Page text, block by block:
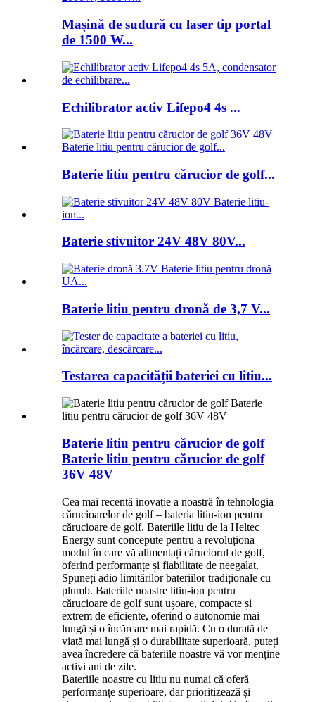
Mașină de sudură cu laser tip portal
de 1500 W...
Echilibrator activ Lifepo4 4s ...
Baterie litiu pentru cărucior de golf...
Baterie stivuitor 24V 48V 80V...
Baterie litiu pentru dronă de 3,7 V...
Testarea capacității bateriei cu litiu...
Baterie litiu pentru cărucior de golf
Baterie litiu pentru cărucior de golf
36V 48V
Cea mai recentă inovație a noastră în tehnologia
cărucioarelor de golf – bateria litiu-ion pentru
cărucioare de golf. Bateriile litiu de la Heltec
Energy sunt concepute pentru a revoluționa
modul în care vă alimentați căruciorul de golf,
oferind performanțe și fiabilitate de neegalat.
Spuneți adio limitărilor bateriilor tradiționale cu
plumb. Bateriile noastre litiu-ion pentru
cărucioare de golf sunt ușoare, compacte și
extrem de eficiente, oferind o autonomie mai
lungă și o încărcare mai rapidă. Cu o durată de
viață mai lungă și o durabilitate superioară, puteți
avea încredere că bateriile noastre vă vor menține
activi ani de zile.
Bateriile noastre cu litiu nu numai că oferă
performanțe superioare, dar prioritizează și